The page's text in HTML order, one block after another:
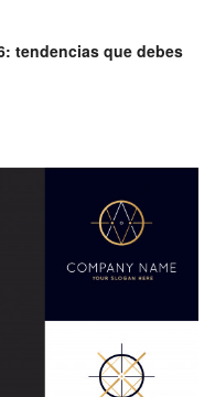
tendencias que debes